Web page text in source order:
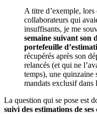
A titre d’exemple, lors
collaborateurs qui
insuffisants, je me
semaine suivant son
portefeuille
récupérés après son
relancés (et qui ne
temps), une quinzaine
mandats exclusif
La question qui se pose est
suivi des estimations de